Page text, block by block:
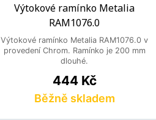
Výtokové ramínko Metalia
RAM1076.0
Výtokové ramínko Metalia RAM1076.0 v
provedení Chrom. Ramínko je 200 mm
dlouhé.
Cena
444 Kč
Běžně skladem